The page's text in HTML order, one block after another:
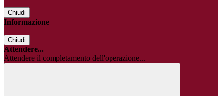
Chiudi
Informazione
Chiudi
Attendere...
Attendere il completamento dell'operazione...